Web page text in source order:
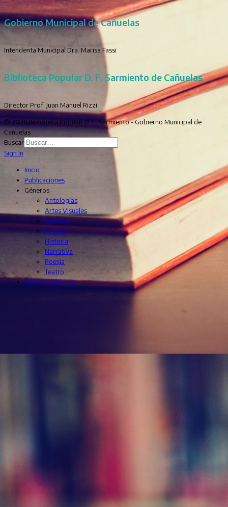
Gobierno Municipal de Cañuelas
Intendenta Municipal Dra. Marisa Fassi
Biblioteca Popular D. F. Sarmiento de Cañuelas
Director Prof. Juan Manuel Rizzi
© 2026 Biblioteca Popular D. F. Sarmiento - Gobierno Municipal de
Cañuelas
Buscar
Sign In
Inicio
Publicaciones
Géneros
Antologías
Artes Visuales
Ciencias
Infantil
Historia
Narrativa
Poesía
Teatro
Autores / Autoras